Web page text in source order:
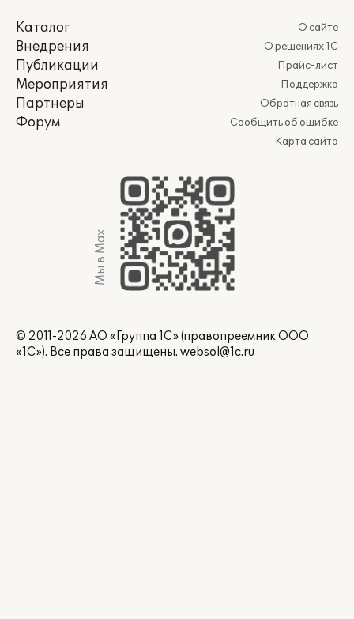
Каталог
Внедрения
Публикации
Мероприятия
Партнеры
Форум
О сайте
О решениях 1С
Прайс-лист
Поддержка
Обратная связь
Сообщить об ошибке
Карта сайта
Мы в Max
© 2011-2026 АО «Группа 1С» (правопреемник ООО
«1С»). Все права защищены. websol@1c.ru